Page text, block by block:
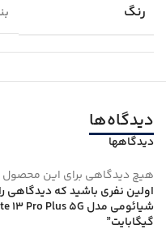
رنگ
دیدگاه‌ها
دیدگاهها
هیچ دیدگاهی برای این
اولین نفری باشید که دیدگاهی
گیگابایت”